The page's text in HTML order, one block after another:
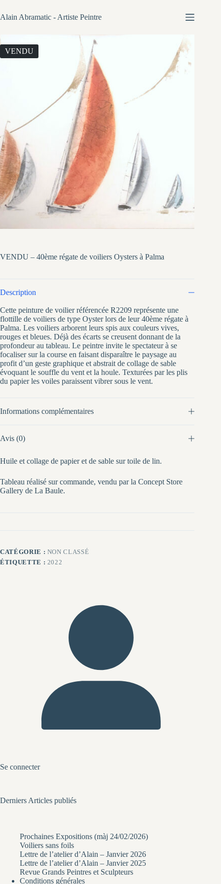
au
contenu
Alain Abramatic - Artiste Peintre
VENDU
VENDU – 40ème régate de voiliers Oysters à Palma
Description
Cette peinture de voilier référencée R2209 représente une
flottille de voiliers de type Oyster lors de leur 40ème régate à
Palma. Les voiliers arborent leurs spis aux couleurs vives,
rouges et bleues. Déjà des écarts se creusent donnant de la
profondeur au tableau. Le peintre invite le spectateur à se
focaliser sur la course en faisant disparaître le paysage au
profit d’un geste graphique et abstrait de collage de sable
évoquant le souffle du vent et la houle. Texturées par les plis
du papier les voiles paraissent vibrer sous le vent.
Informations complémentaires
Avis (0)
Huile et collage de papier et de sable sur toile de lin.
Tableau réalisé sur commande, vendu par la Concept Store
Gallery de La Baule.
CATÉGORIE : NON CLASSÉ
ÉTIQUETTE : 2022
Se connecter
Derniers Articles publiés
Prochaines Expositions (màj 24/02/2026)
Voiliers sans foils
Lettre de l’atelier d’Alain – Janvier 2026
Lettre de l’atelier d’Alain – Janvier 2025
Revue Grands Peintres et Sculpteurs
Conditions générales